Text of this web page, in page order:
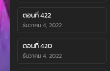
ตอนที่ 422
ธันวาคม 4, 2022
ตอนที่ 420
ธันวาคม 4, 2022